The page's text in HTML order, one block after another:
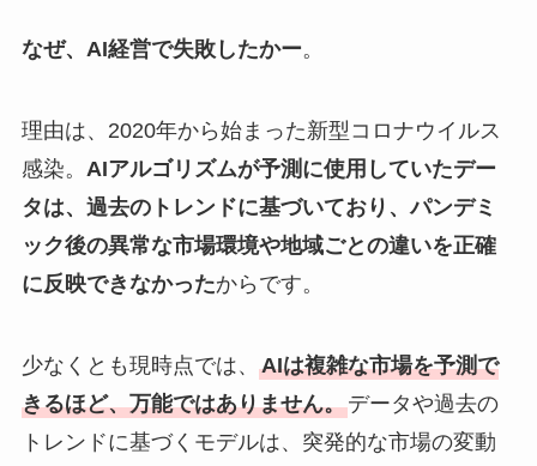
なぜ、AI経営で失敗したかー。
理由は、2020年から始まった新型コロナウイルス
感染。 AIアルゴリズムが予測に使用していたデー
タは、過去のトレンドに基づいており、パンデミ
ック後の異常な市場環境や地域ごとの違いを正確
に反映できなかったからです。
少なくとも現時点では、 AIは複雑な市場を予測で
きるほど、万能ではありません。データや過去の
トレンドに基づくモデルは、突発的な市場の変動